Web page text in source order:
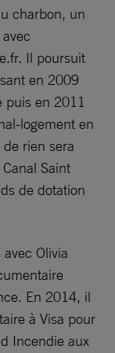
charbon, un
Il poursuit
en 2009
puis en 2011
logement en
rien sera
Saint
de dotation
Olivia
En 2014, il
à Visa pour
Incendie aux